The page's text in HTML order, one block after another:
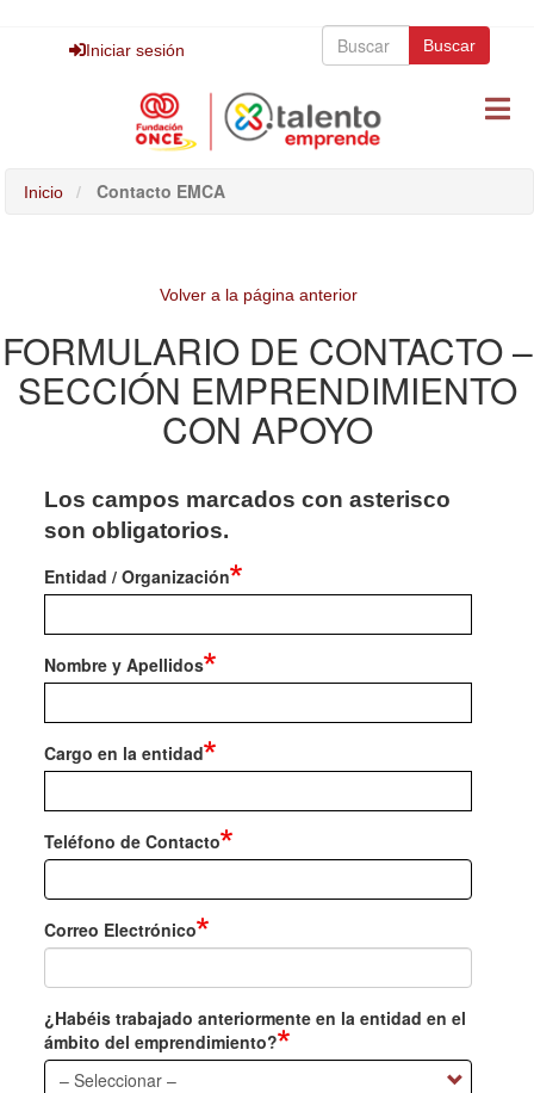
Buscar BuscarBuscar
Iniciar sesión
Inicio Contacto EMCA
Volver a la página anterior
FORMULARIO DE CONTACTO –
SECCIÓN EMPRENDIMIENTO
CON APOYO
Los campos marcados con asterisco
son obligatorios.
Entidad / Organización
Nombre y Apellidos
Cargo en la entidad
Teléfono de Contacto
Correo Electrónico
¿Habéis trabajado anteriormente en la entidad en el
ámbito del emprendimiento?